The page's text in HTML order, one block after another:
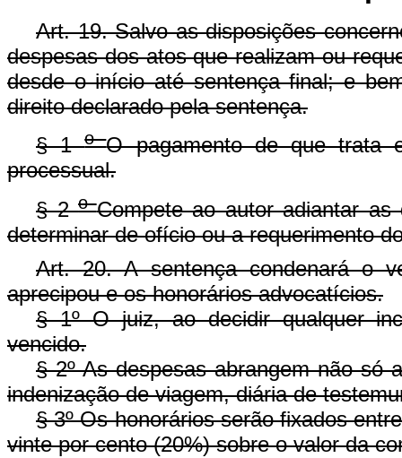
Art. 19. Salvo as disposições
despesas dos atos que realizam ou
desde o início até sentença final; e
direito declarado pela sentença.
§ 1oO pagamento de que trata
processual.
§ 2oCompete ao autor adiantar
determinar de ofício ou a requerimento
Art. 20. A sentença condenará o
aprecipou e os honorários advocatícios.
§ 1º O juiz, ao decidir qualquer
vencido.
§ 2º As despesas abrangem não só
indenização de viagem, diária de
§ 3º Os honorários serão fixados
vinte por cento (20%) sobre o valor da